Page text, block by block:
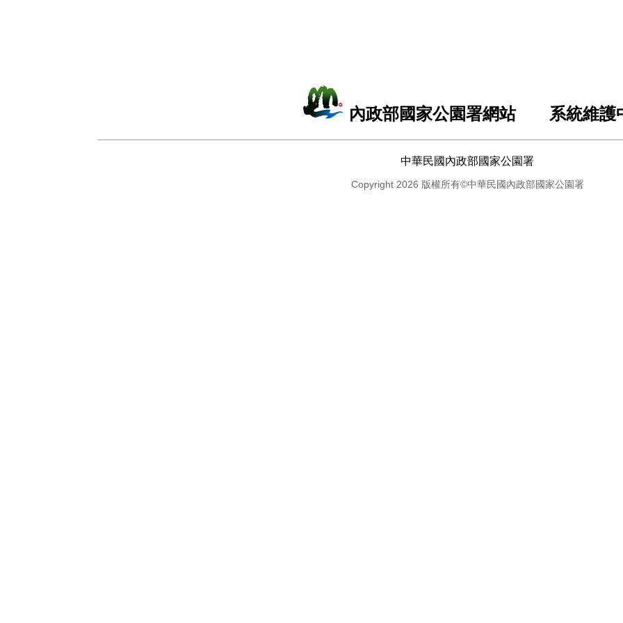
內政部國家公園署網站 系統維護
中華民國內政部國家公園署
Copyright 2026 版權所有©中華民國內政部國家公園署